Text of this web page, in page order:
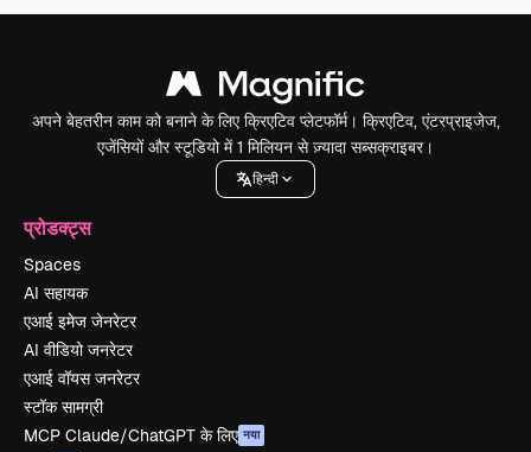
अपने बेहतरीन काम को बनाने के लिए क्रिएटिव प्लेटफॉर्म। क्रिएटिव, एंटरप्राइजेज,
एजेंसियों और स्टूडियो में 1 मिलियन से ज़्यादा सब्सक्राइबर।
हिन्दी
प्रोडक्ट्स
Spaces
AI सहायक
एआई इमेज जेनरेटर
AI वीडियो जनरेटर
एआई वॉयस जनरेटर
स्टॉक सामग्री
MCP Claude/ChatGPT के लिए नया